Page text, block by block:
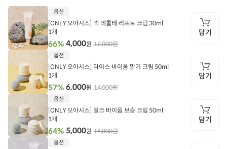
상
보
담
옵션
[ONLY 오아시스] 넥 데콜테 리프트 크림 30ml
1개
12,000원
66% 4,000원
담기
담
옵션
[ONLY 오아시스] 라이스 바이옴 맑기 크림 50ml
1개
14,000원
57% 6,000원
담기
담
옵션
[ONLY 오아시스] 밀크 바이옴 보습 크림 50ml
1개
14,000원
64% 5,000원
담기
옵션